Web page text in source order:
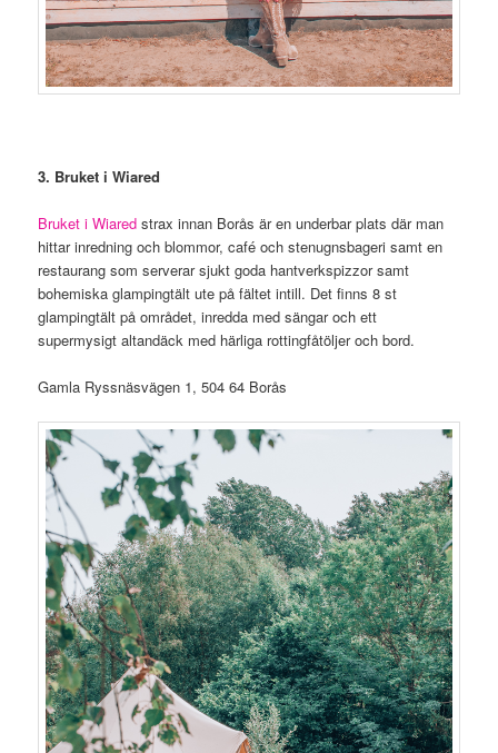
3. Bruket i Wiared
Bruket i Wiared strax innan Borås är en underbar plats där man
hittar inredning och blommor, café och stenugnsbageri samt en
restaurang som serverar sjukt goda hantverkspizzor samt
bohemiska glampingtält ute på fältet intill. Det finns 8 st
glampingtält på området, inredda med sängar och ett
supermysigt altandäck med härliga rottingfåtöljer och bord.
Gamla Ryssnäsvägen 1, 504 64 Borås